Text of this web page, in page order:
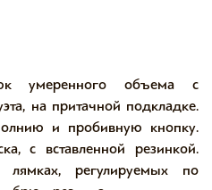
умеренного объема с
на притачной подкладке.
и пробивную кнопку.
с вставленной резинкой.
регулируемых по